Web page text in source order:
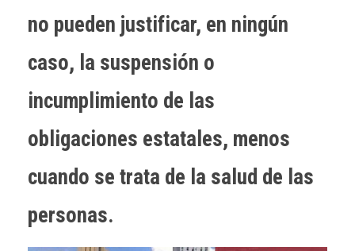
no pueden justificar, en ningún
caso, la suspensión o
incumplimiento de las
obligaciones estatales, menos
cuando se trata de la salud de las
personas.